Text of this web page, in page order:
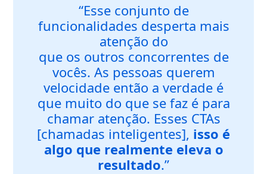
“Esse conjunto de
funcionalidades desperta mais
atenção do
que os outros concorrentes de
vocês. As pessoas querem
velocidade então a verdade é
que muito do que se faz é para
chamar atenção. Esses CTAs
[chamadas inteligentes], isso é
algo que realmente eleva o
resultado.”